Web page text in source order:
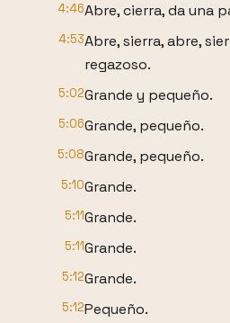
4:46Abre, cierra, da una
4:53Abre, sierra, abre,
regazoso.
5:02Grande y pequeño.
5:06Grande, pequeño.
5:08Grande, pequeño.
5:10Grande.
5:11Grande.
5:11Grande.
5:12Grande.
5:12Pequeño.